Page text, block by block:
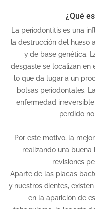
¿Qué
La periodontitis es una
la destrucción del hueso
y de base genética.
desgaste se localizan en
lo que da lugar a un
bolsas periodontales.
enfermedad
perdido
Por este motivo, la
realizando una buena
revisiones
Aparte de las placas
y nuestros dientes,
en la aparición de